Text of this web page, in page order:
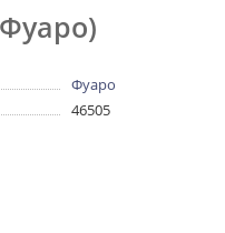
Фуаро
46505